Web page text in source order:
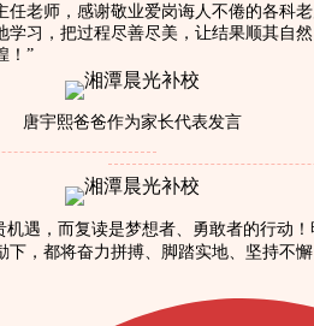
任老师，感谢敬业爱岗诲人不倦的各科
学习，把过程尽善尽美，让结果顺其自
！”
唐宇熙爸爸作为家长代表发言
遇，而复读是梦想者、勇敢者的行动！
下，都将奋力拼搏、脚踏实地、坚持不